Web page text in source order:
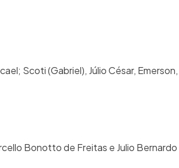
Scoti (Gabriel), Júlio César,
Bonotto de Freitas e Julio